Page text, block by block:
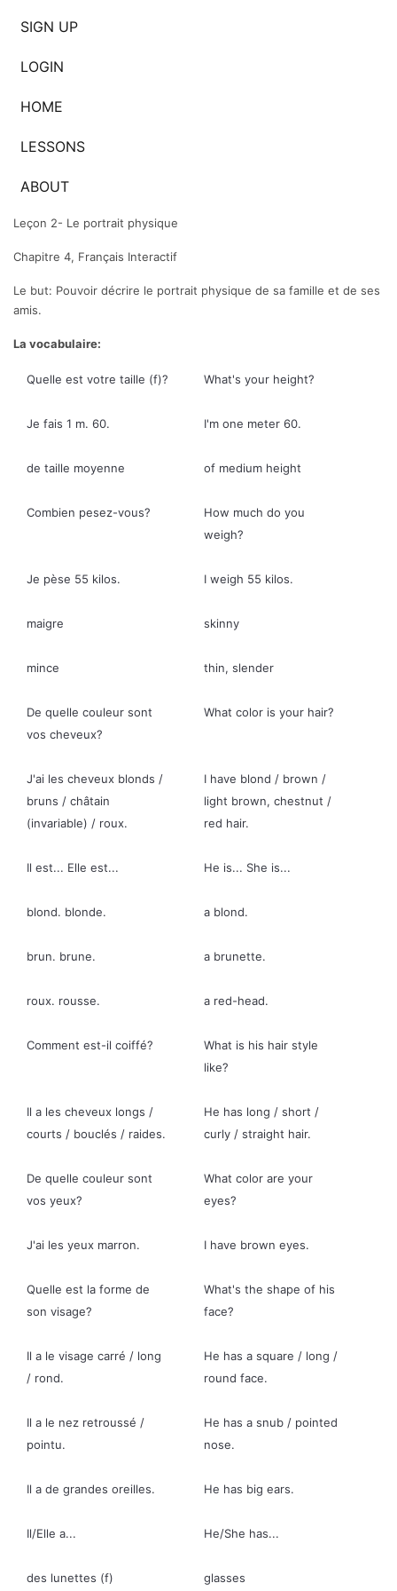
SIGN UP
LOGIN
HOME
LESSONS
ABOUT
Leçon 2- Le portrait physique
Chapitre 4, Français Interactif
Le but: Pouvoir décrire le portrait physique de sa famille et de ses
amis.
La vocabulaire:
Quelle est votre taille (f)? What's your height?
Je fais 1 m. 60. I'm one meter 60.
de taille moyenne of medium height
Combien pesez-vous?
How much do you
weigh?
Je pèse 55 kilos. I weigh 55 kilos.
maigre skinny
mince thin, slender
De quelle couleur sont
vos cheveux?
What color is your hair?
J'ai les cheveux blonds /
bruns / châtain
(invariable) / roux.
I have blond / brown /
light brown, chestnut /
red hair.
Il est... Elle est... He is... She is...
blond. blonde. a blond.
brun. brune. a brunette.
roux. rousse. a red-head.
Comment est-il coiffé?
What is his hair style
like?
Il a les cheveux longs /
courts / bouclés / raides.
He has long / short /
curly / straight hair.
De quelle couleur sont
vos yeux?
What color are your
eyes?
J'ai les yeux marron. I have brown eyes.
Quelle est la forme de
son visage?
What's the shape of his
face?
Il a le visage carré / long
/ rond.
He has a square / long /
round face.
Il a le nez retroussé /
pointu.
He has a snub / pointed
nose.
Il a de grandes oreilles. He has big ears.
Il/Elle a... He/She has...
des lunettes (f) glasses